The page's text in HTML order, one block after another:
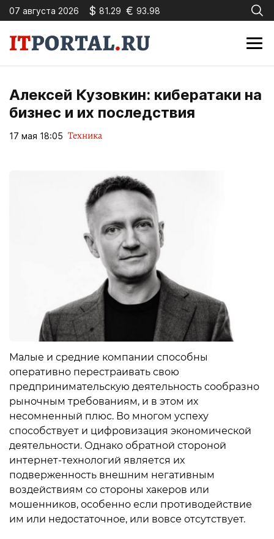
07 августа 2026 $ 81.29 € 93.98
Алексей Кузовкин: кибератаки на
бизнес и их последствия
17 мая 18:05 Техника
Малые и средние компании способны
оперативно перестраивать свою
предпринимательскую деятельность сообразно
рыночным требованиям, и в этом их
несомненный плюс. Во многом успеху
способствует и цифровизация экономической
деятельности. Однако обратной стороной
интернет-технологий является их
подверженность внешним негативным
воздействиям со стороны хакеров или
мошенников, особенно если противодействие
им или недостаточное, или вовсе отсутствует.